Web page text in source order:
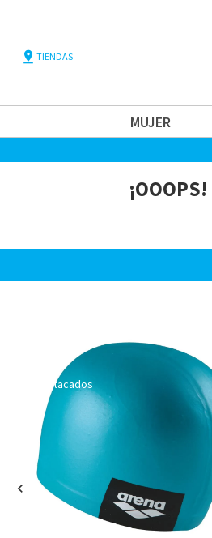
pin_drop TIENDAS
MUJER
chevron_left
Destacados